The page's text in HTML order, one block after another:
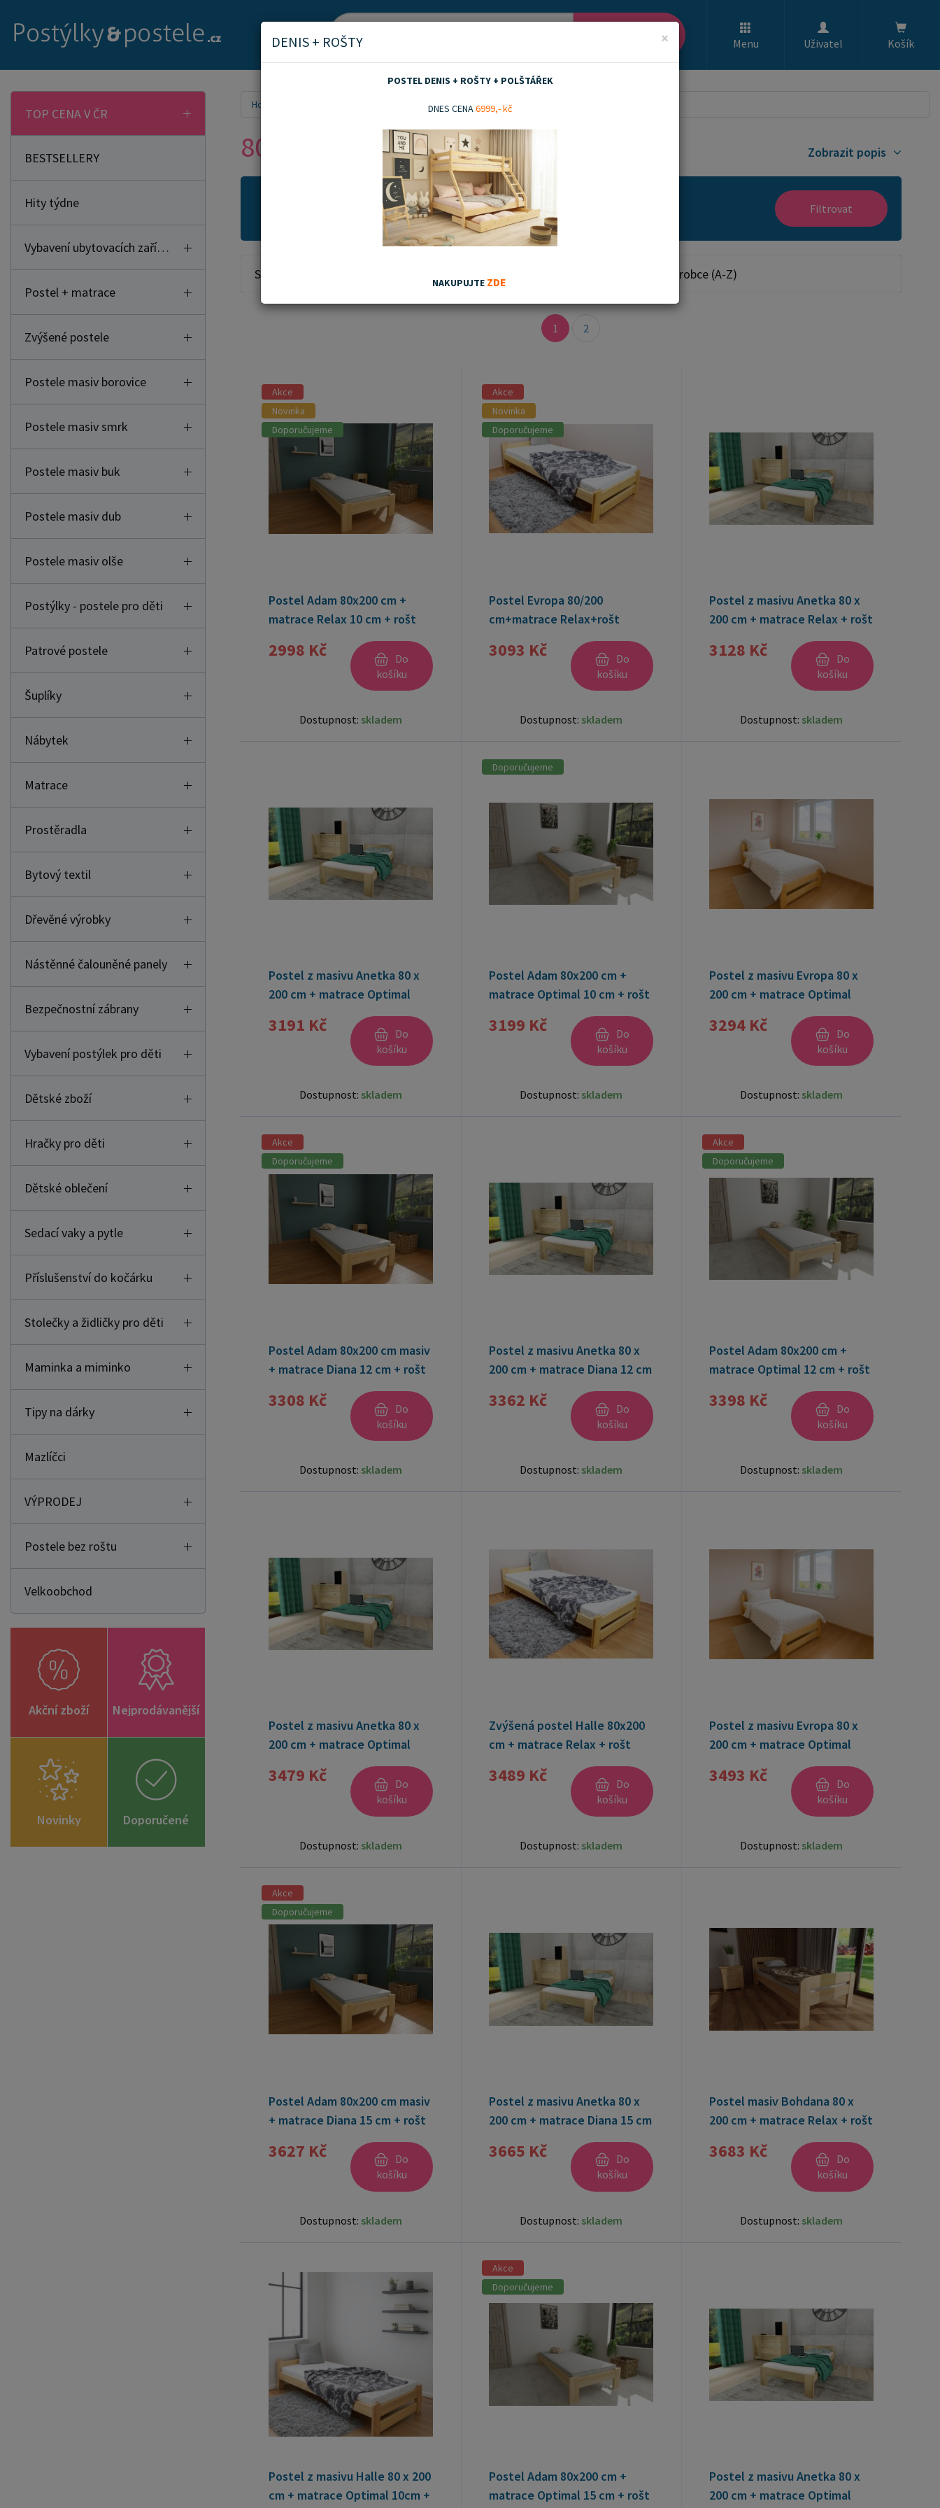
Menu Uživatel Košík
TOP CENA V ČR
BESTSELLERY
Hity týdne
Vybavení ubytovacích zařízení
Postel + matrace
Zvýšené postele
Postele masiv borovice
Postele masiv smrk
Postele masiv buk
Postele masiv dub
Postele masiv olše
Postýlky - postele pro děti
Patrové postele
Šuplíky
Nábytek
Matrace
Prostěradla
Bytový textil
Dřevěné výrobky
Nástěnné čalouněné panely
Bezpečnostní zábrany
Vybavení postýlek pro děti
Dětské zboží
Hračky pro děti
Dětské oblečení
Sedací vaky a pytle
Příslušenství do kočárku
Stolečky a židličky pro děti
Maminka a miminko
Tipy na dárky
Mazlíčci
VÝPRODEJ
Postele bez roštu
Velkoobchod
Akční zboží Nejprodávanější
Novinky
Doporučené
zboží
Home 80x200 cm postele s matrací
80x200 cm postele s matrací Zobrazit popis
Akční zboží Doporučujeme Filtrovat
Seřadit od: Dle výrobce (A-Z)
1 2
Akce
Novinka
Doporučujeme
Postel Adam 80x200 cm +
matrace Relax 10 cm + rošt
2998 Kč
Do
košíku
Dostupnost: skladem
Akce
Novinka
Doporučujeme
Postel Evropa 80/200
cm+matrace Relax+rošt
3093 Kč
Do
košíku
Dostupnost: skladem
Postel z masivu Anetka 80 x
200 cm + matrace Relax + rošt
3128 Kč
Do
košíku
Dostupnost: skladem
Postel z masivu Anetka 80 x
200 cm + matrace Optimal
10cm + rošt ZDARMA
3191 Kč
Do
košíku
Dostupnost: skladem
Doporučujeme
Postel Adam 80x200 cm +
matrace Optimal 10 cm + rošt
3199 Kč
Do
košíku
Dostupnost: skladem
Postel z masivu Evropa 80 x
200 cm + matrace Optimal
10cm + rošt ZDARMA
3294 Kč
Do
košíku
Dostupnost: skladem
Akce
Doporučujeme
Postel Adam 80x200 cm masiv
+ matrace Diana 12 cm + rošt
3308 Kč
Do
košíku
Dostupnost: skladem
Postel z masivu Anetka 80 x
200 cm + matrace Diana 12 cm
3362 Kč
Do
košíku
Dostupnost: skladem
Akce
Doporučujeme
Postel Adam 80x200 cm +
matrace Optimal 12 cm + rošt
3398 Kč
Do
košíku
Dostupnost: skladem
Postel z masivu Anetka 80 x
200 cm + matrace Optimal
12cm + rošt ZDARMA
3479 Kč
Do
košíku
Dostupnost: skladem
Zvýšená postel Halle 80x200
cm + matrace Relax + rošt
3489 Kč
Do
košíku
Dostupnost: skladem
Postel z masivu Evropa 80 x
200 cm + matrace Optimal
12cm + rošt ZDARMA
3493 Kč
Do
košíku
Dostupnost: skladem
Akce
Doporučujeme
Postel Adam 80x200 cm masiv
+ matrace Diana 15 cm + rošt
3627 Kč
Do
košíku
Dostupnost: skladem
Postel z masivu Anetka 80 x
200 cm + matrace Diana 15 cm
3665 Kč
Do
košíku
Dostupnost: skladem
Postel masiv Bohdana 80 x
200 cm + matrace Relax + rošt
3683 Kč
Do
košíku
Dostupnost: skladem
Postel z masivu Halle 80 x 200
cm + matrace Optimal 10cm +
Akce
Doporučujeme
Postel Adam 80x200 cm +
matrace Optimal 15 cm + rošt
Postel z masivu Anetka 80 x
200 cm + matrace Optimal
×
DENIS + ROŠTY
POSTEL DENIS + ROŠTY + POLŠTÁŘEK
DNES CENA6999,- kč
NAKUPUJTE ZDE